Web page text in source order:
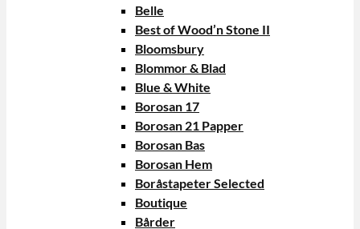
Belle
Best of Wood’n Stone II
Bloomsbury
Blommor & Blad
Blue & White
Borosan 17
Borosan 21 Papper
Borosan Bas
Borosan Hem
Boråstapeter Selected
Boutique
Bårder